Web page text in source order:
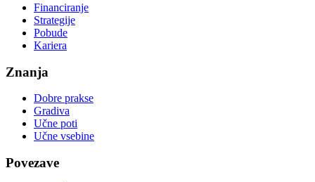
Financiranje
Strategije
Pobude
Kariera
Znanja
Dobre prakse
Gradiva
Učne poti
Učne vsebine
Povezave